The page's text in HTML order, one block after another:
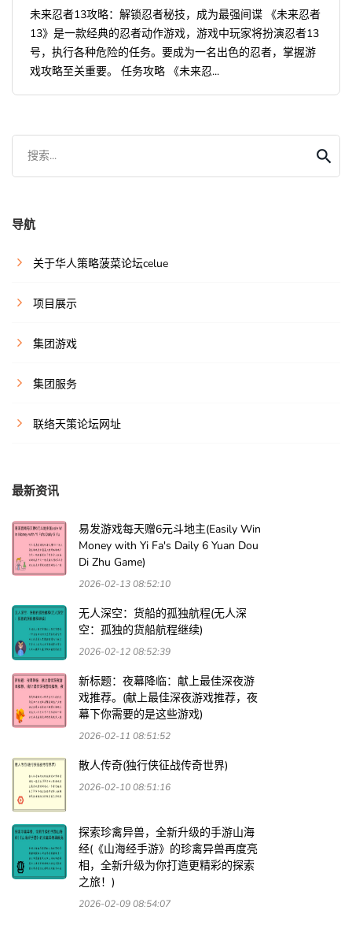
未来忍者13攻略：解锁忍者秘技，成为最强间谍 《未来忍者
13》是一款经典的忍者动作游戏，游戏中玩家将扮演忍者13
号，执行各种危险的任务。要成为一名出色的忍者，掌握游
戏攻略至关重要。 任务攻略 《未来忍...
搜索...
导航
关于华人策略菠菜论坛celue
项目展示
集团游戏
集团服务
联络天策论坛网址
最新资讯
易发游戏每天赠6元斗地主(Easily Win
Money with Yi Fa's Daily 6 Yuan Dou
Di Zhu Game)
2026-02-13 08:52:10
无人深空：货船的孤独航程(无人深
空：孤独的货船航程继续)
2026-02-12 08:52:39
新标题：夜幕降临：献上最佳深夜游
戏推荐。(献上最佳深夜游戏推荐，夜
幕下你需要的是这些游戏)
2026-02-11 08:51:52
散人传奇(独行侠征战传奇世界)
2026-02-10 08:51:16
探索珍禽异兽，全新升级的手游山海
经(《山海经手游》的珍禽异兽再度亮
相，全新升级为你打造更精彩的探索
之旅！)
2026-02-09 08:54:07